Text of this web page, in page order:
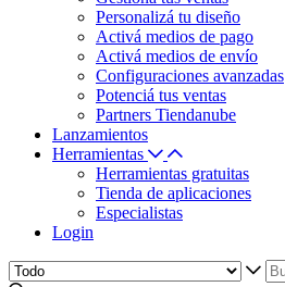
Personalizá tu diseño
Activá medios de pago
Activá medios de envío
Configuraciones avanzadas
Potenciá tus ventas
Partners Tiendanube
Lanzamientos
Herramientas
Herramientas gratuitas
Tienda de aplicaciones
Especialistas
Login